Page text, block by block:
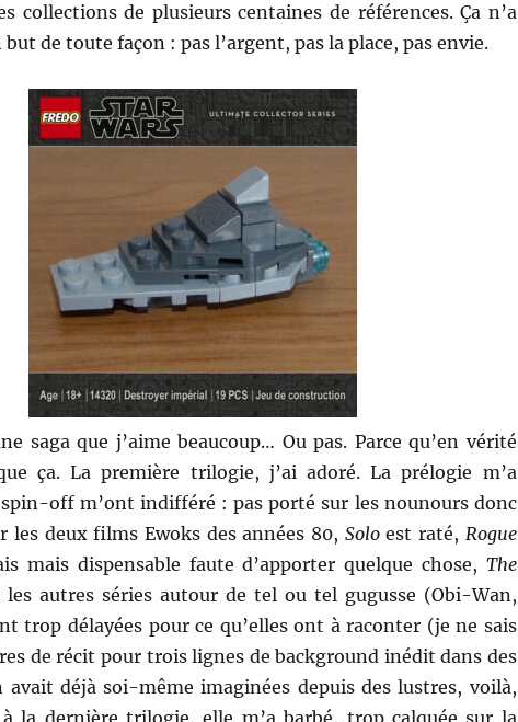
collections de plusieurs centaines de références. Ça n’a
de toute façon : pas l’argent, pas la place, pas envie.
saga que j’aime beaucoup… Ou pas. Parce qu’en vérité
ça. La première trilogie, j’ai adoré. La prélogie m’a
off m’ont indifféré : pas porté sur les nounours donc
les deux films Ewoks des années 80, Soloest raté, Rogue
mais dispensable faute d’apporter quelque chose, The
les autres séries autour de tel ou tel gugusse (Obi-Wan,
trop délayées pour ce qu’elles ont à raconter (je ne sais
de récit pour trois lignes de background inédit dans des
avait déjà soi-même imaginées depuis des lustres, voilà,